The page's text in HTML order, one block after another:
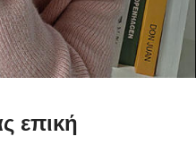
επική